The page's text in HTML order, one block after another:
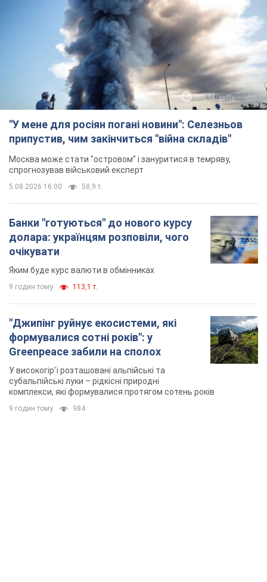
"У мене для росіян погані новини": Селезньов
припустив, чим закінчиться "війна складів"
Москва може стати "островом" і зануритися в темряву,
спрогнозував військовий експерт
5.08.2026 16:00 58,9 т.
Банки "готуються" до нового курсу
долара: українцям розповіли, чого
очікувати
Яким буде курс валюти в обмінниках
9 годин тому 113,1 т.
"Джипінг руйнує екосистеми, які
формувалися сотні років": у
Greenpeace забили на сполох
У високогір'ї розташовані альпійські та
субальпійські луки – рідкісні природні
комплекси, які формувалися протягом сотень років
9 годин тому 984